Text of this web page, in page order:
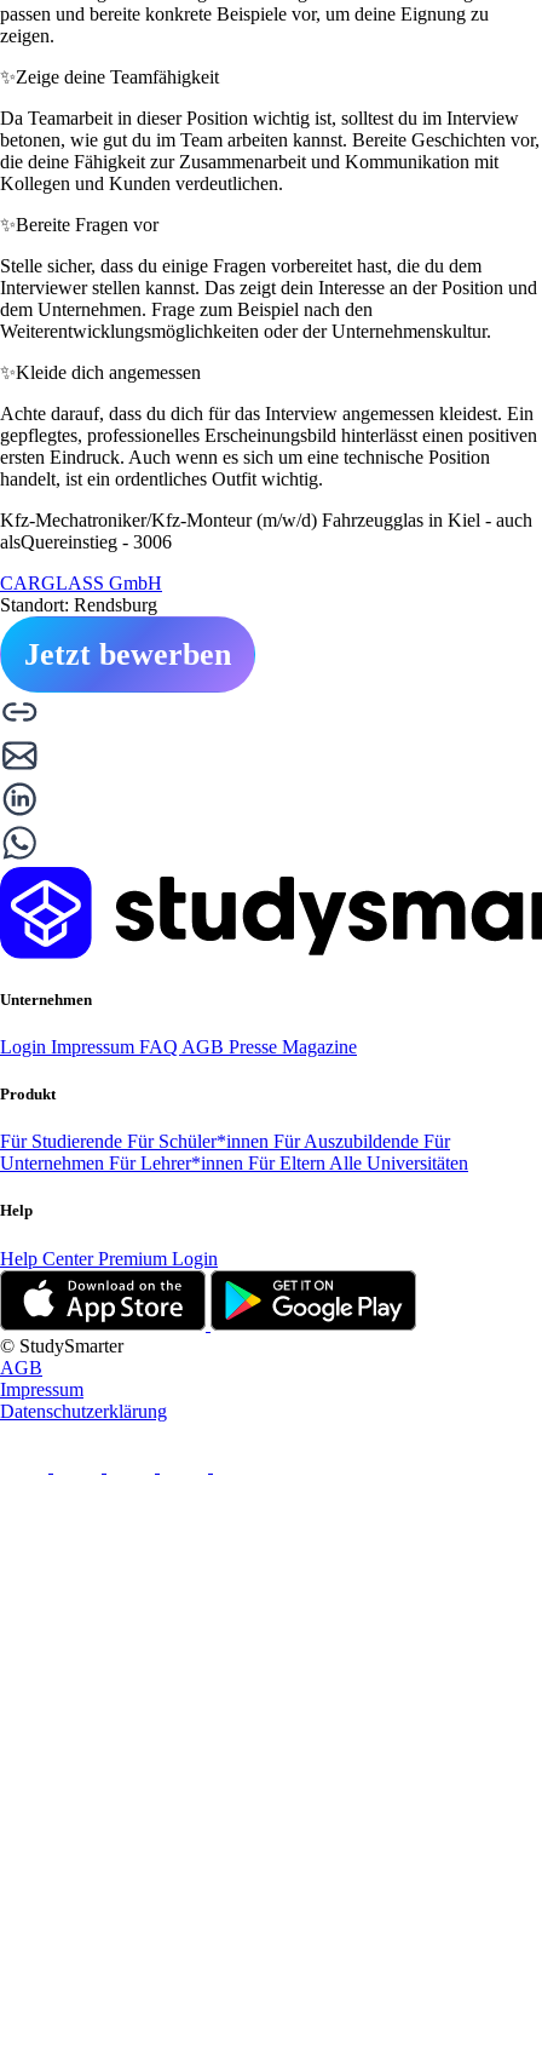
passen und bereite konkrete Beispiele vor, um deine Eignung zu
zeigen.
✨Zeige deine Teamfähigkeit
Da Teamarbeit in dieser Position wichtig ist, solltest du im Interview
betonen, wie gut du im Team arbeiten kannst. Bereite Geschichten vor,
die deine Fähigkeit zur Zusammenarbeit und Kommunikation mit
Kollegen und Kunden verdeutlichen.
✨Bereite Fragen vor
Stelle sicher, dass du einige Fragen vorbereitet hast, die du dem
Interviewer stellen kannst. Das zeigt dein Interesse an der Position und
dem Unternehmen. Frage zum Beispiel nach den
Weiterentwicklungsmöglichkeiten oder der Unternehmenskultur.
✨Kleide dich angemessen
Achte darauf, dass du dich für das Interview angemessen kleidest. Ein
gepflegtes, professionelles Erscheinungsbild hinterlässt einen positiven
ersten Eindruck. Auch wenn es sich um eine technische Position
handelt, ist ein ordentliches Outfit wichtig.
Kfz-Mechatroniker/Kfz-Monteur (m/w/d) Fahrzeugglas in Kiel - auch
alsQuereinstieg - 3006
CARGLASS GmbH
Standort: Rendsburg
Jetzt bewerben
Unternehmen
Login Impressum FAQ AGB Presse Magazine
Produkt
Für Studierende Für Schüler*innen Für Auszubildende Für
Unternehmen Für Lehrer*innen Für Eltern Alle Universitäten
Help
Help CenterPremium Login
© StudySmarter
AGB
Impressum
Datenschutzerklärung